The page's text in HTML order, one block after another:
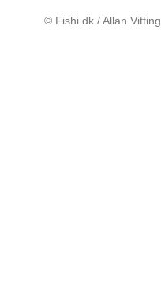
© Fishi.dk / Allan Vitting